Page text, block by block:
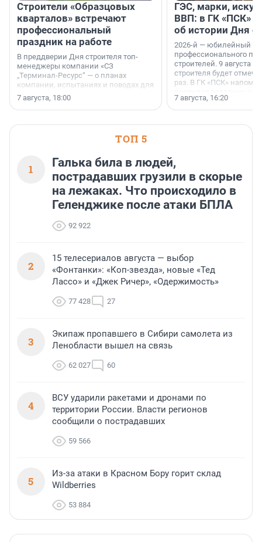
Строители «Образцовых
кварталов» встречают
профессиональный
праздник на работе
В преддверии Дня строителя топ-
менеджеры компании «СЗ
„Терминал-Ресурс“ — о планах
компании, испытаниях и поводах для
осторожного оптимизма.
7 августа, 18:00
ГЭС, марки,
ВВП: в ГК «ПСК»
об истории Дня
2026-й — юбилейный
профессионального
строителей. 9 августа
строителя будет
раз. В ГК «ПСК»
поменялась роль
7 августа, 16:20
ТОП 5
1
Галька била в людей,
пострадавших грузили в скорые
на лежаках. Что происходило в
Геленджике после атаки БПЛА
92 922
2
15 телесериалов августа — выбор
«Фонтанки»: «Коп-звезда», новые «Тед
Лассо» и «Джек Ричер», «Одержимость»
77 428 27
3
Экипаж пропавшего в Сибири самолета из
Ленобласти вышел на связь
62 027 60
4
ВСУ ударили ракетами и дронами по
территории России. Власти регионов
сообщили о пострадавших
59 566
5
Из-за атаки в Красном Бору горит склад
Wildberries
53 884